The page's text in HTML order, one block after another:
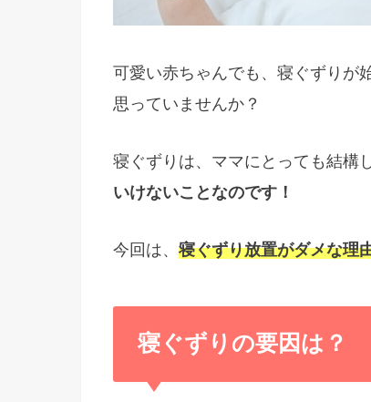
可愛い赤ちゃんでも、寝ぐずりが
思っていませんか？
寝ぐずりは、ママにとっても結構
いけないことなのです！
今回は、 寝ぐずり放置がダメな理
寝ぐずりの要因は？